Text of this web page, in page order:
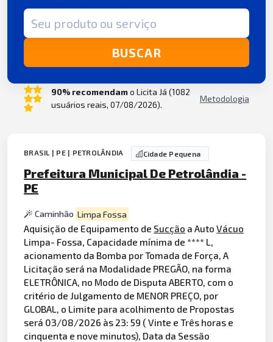
Termo de busca
BUSCAR
90% recomendamo Licita Já (1082
usuários reais, 07/08/2026).
Metodologia
BRASIL | PE | PETROLÂNDIA Cidade Pequena
Prefeitura Municipal De Petrolândia -
PE
Caminhão Limpa Fossa
Aquisição de Equipamento de Sucção a AutoVácuo
Limpa- Fossa, Capacidade mínima de **** L,
acionamento da Bomba por Tomada de Força, A
Licitação será na Modalidade PREGÃO, na forma
ELETRÔNICA, no Modo de Disputa ABERTO, com o
critério de Julgamento de MENOR PREÇO, por
GLOBAL, o Limite para acolhimento de Propostas
será 03/08/2026 às 23: 59 ( Vinte e Três horas e
cinquenta e nove minutos), Data da Sessão